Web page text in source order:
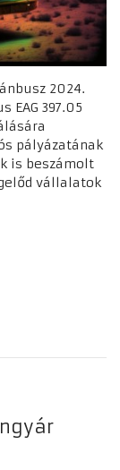
2024.
EAG 397.05
pályázatának
is beszámolt
vállalatok